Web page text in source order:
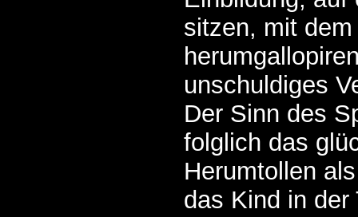
sitzen, mit
unschuldiges
Der Sinn des
folglich das
Herumtollen
das Kind in der